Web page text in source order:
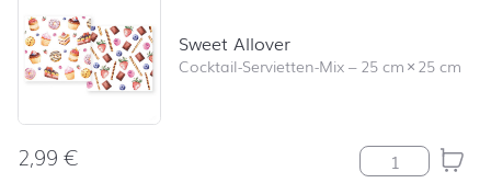
Sweet Allover
Cocktail-Servietten-Mix–25 cm×25 cm
2,99€ Sweet Allover